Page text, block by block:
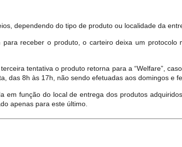
dependendo do tipo de produto ou localidade da
receber o produto, o carteiro deixa um
tentativa o produto retorna para a “Welfare”,
das 8h às 17h, não sendo efetuadas aos domingos e
função do local de entrega dos produtos
apenas para este último.